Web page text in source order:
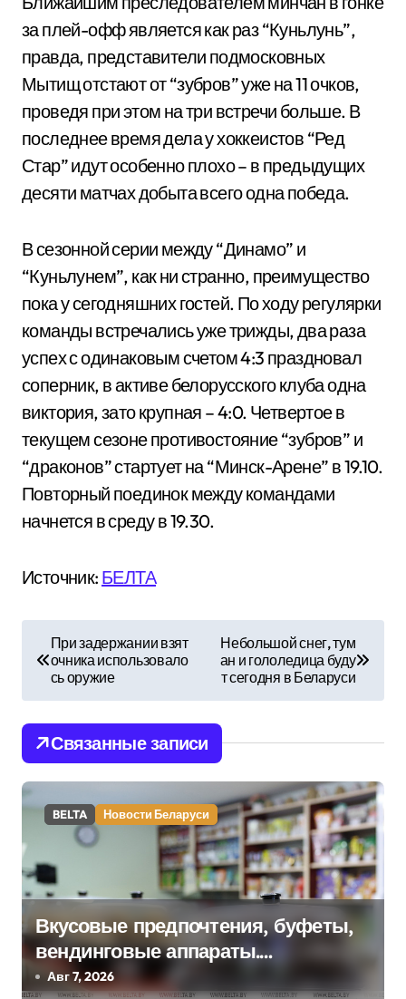
за плей-офф является как раз “Куньлунь”,
правда, представители подмосковных
Мытищ отстают от “зубров” уже на 11 очков,
проведя при этом на три встречи больше. В
последнее время дела у хоккеистов “Ред
Стар” идут особенно плохо – в предыдущих
десяти матчах добыта всего одна победа.
В сезонной серии между “Динамо” и
“Куньлунем”, как ни странно, преимущество
пока у сегодняшних гостей. По ходу регулярки
команды встречались уже трижды, два раза
успех с одинаковым счетом 4:3 праздновал
соперник, в активе белорусского клуба одна
виктория, зато крупная – 4:0. Четвертое в
текущем сезоне противостояние “зубров” и
“драконов” стартует на “Минск-Арене” в 19.10.
Повторный поединок между командами
начнется в среду в 19.30.
Источник: БЕЛТА
в
и
г
а
ц
и
я
п
При задержании взят
очника использовало
сь оружие
Небольшой снег, тум
ан и гололедица буду
т сегодня в Беларуси
Связанные записи
BELTA Новости Беларуси
Вкусовые предпочтения, буфеты,
вендинговые аппараты.
Минобразования об изменениях в
Авг 7, 2026